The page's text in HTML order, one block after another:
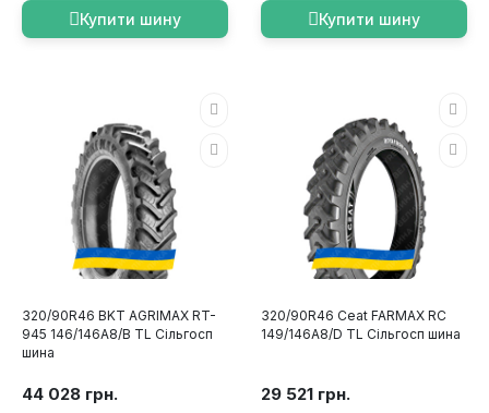
Купити шину Купити шину
320/90R46 BKT AGRIMAX RT-
945 146/146A8/B TL Сільгосп
шина
44 028 грн.
320/90R46 Ceat FARMAX RC
149/146A8/D TL Сільгосп шина
29 521 грн.